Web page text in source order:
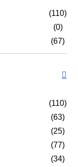
(110)
(0)
(67)
(110)
(63)
(25)
(77)
(34)